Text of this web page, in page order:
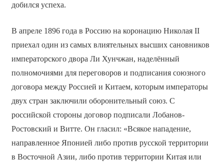
добился успеха.
В апреле 1896 года в Россию на коронацию Николая II
приехал один из самых влиятельных высших сановников
императорского двора Ли Хунчжан, наделённый
полномочиями для переговоров и подписания союзного
договора между Россией и Китаем, которым императоры
двух стран заключили оборонительный союз. С
российской стороны договор подписали Лобанов-
Ростовский и Витте. Он гласил: «Всякое нападение,
направленное Японией либо против русской территории
в Восточной Азии, либо против территории Китая или